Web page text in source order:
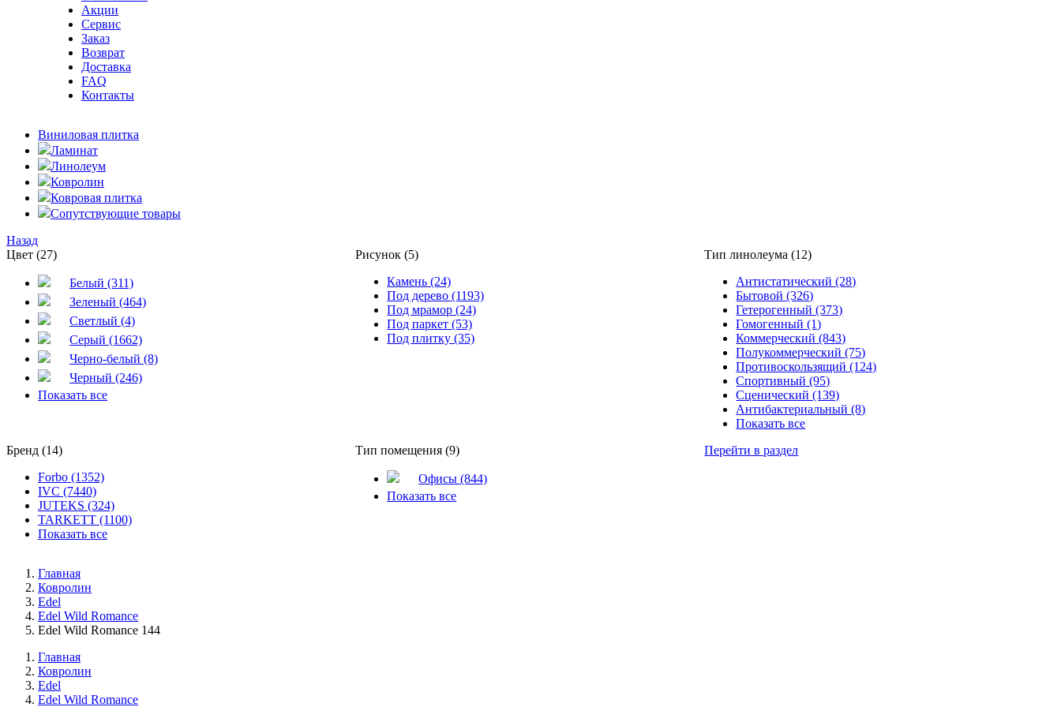
Акции
Сервис
Заказ
Возврат
Доставка
FAQ
Контакты
Виниловая плитка
Ламинат
Линолеум
Ковролин
Ковровая плитка
Сопутствующие товары
Назад
Цвет (27)
Белый (311)
Зеленый (464)
Светлый (4)
Серый (1662)
Черно-белый (8)
Черный (246)
Показать все
Рисунок (5)
Камень (24)
Под дерево (1193)
Под мрамор (24)
Под паркет (53)
Под плитку (35)
Тип линолеума (12)
Антистатический (28)
Бытовой (326)
Гетерогенный (373)
Гомогенный (1)
Коммерческий (843)
Полукоммерческий (75)
Противоскользящий (124)
Спортивный (95)
Сценический (139)
Антибактериальный (8)
Показать все
Бренд (14)
Forbo (1352)
IVC (7440)
JUTEKS (324)
TARKETT (1100)
Показать все
Тип помещения (9)
Офисы (844)
Показать все
Перейти в раздел
Главная
Ковролин
Edel
Edel Wild Romance
Edel Wild Romance 144
Главная
Ковролин
Edel
Edel Wild Romance